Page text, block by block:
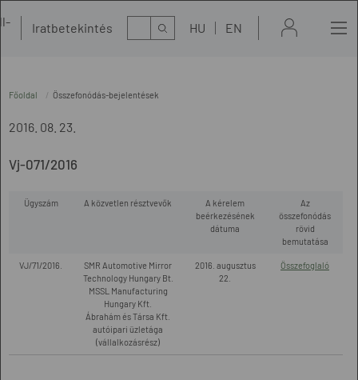
Iratbetekintés Kereső HU EN
Főoldal Összefonódás-bejelentések
2016. 08. 23.
Vj-071/2016
Ügyszám A közvetlen résztvevők
A kérelem
beérkezésének
dátuma
Az
összefonódás
rövid
bemutatása
VJ/71/2016.
SMR Automotive Mirror
Technology Hungary Bt.
MSSL Manufacturing
Hungary Kft.
Ábrahám és Társa Kft.
autóipari üzletága
(vállalkozásrész)
2016. augusztus
22.
Összefoglaló